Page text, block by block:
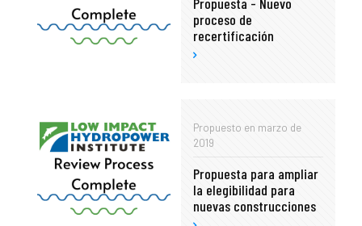
proceso de
recertificación
Propuesto en marzo de
2019
Propuesta para ampliar
la elegibilidad para
nuevas construcciones